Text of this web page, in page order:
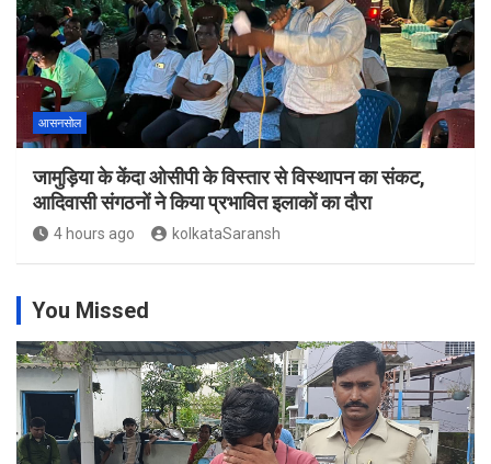
आसनसोल
जामुड़िया के केंदा ओसीपी के विस्तार से विस्थापन का संकट,
आदिवासी संगठनों ने किया प्रभावित इलाकों का दौरा
4 hours ago kolkataSaransh
You Missed